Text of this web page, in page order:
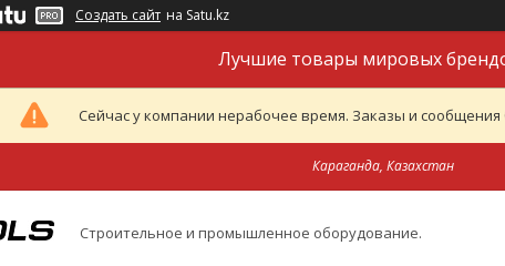
Создать сайт на Satu.kz
Лучшие товары мировых
Сейчас у компании нерабочее время. Заказы и сообщения
Караганда, Казахстан
Строительное и промышленное оборудование.